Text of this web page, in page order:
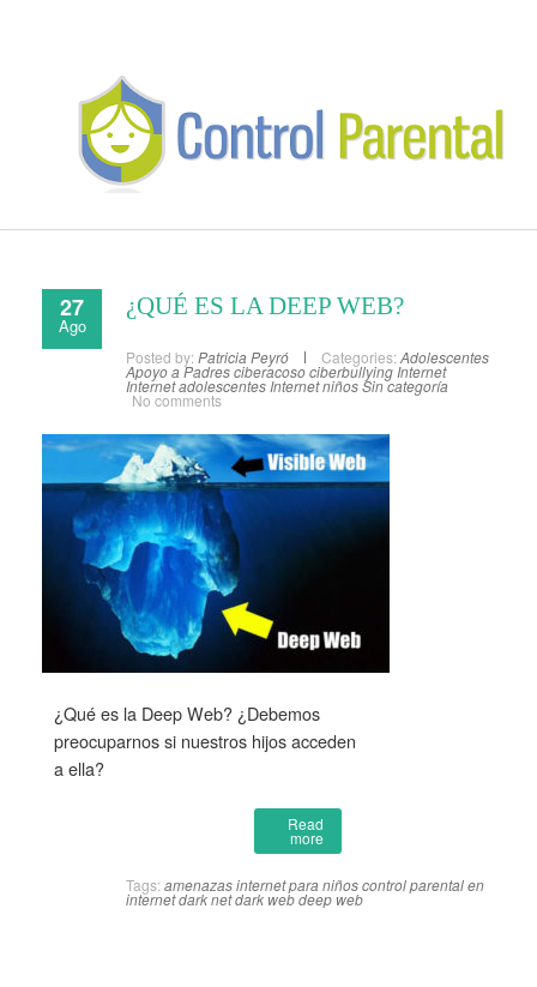
27
Ago
¿QUÉ ES LA DEEP WEB?
Posted by: Patricia Peyró Categories: Adolescentes
Apoyo a Padresciberacosociberbullying Internet
Internet adolescentes Internet niñosSin categoría
No comments
¿Qué es la Deep Web? ¿Debemos
preocuparnos si nuestros hijos acceden
a ella?
Read
more
Tags: amenazas internet para niñoscontrol parental en
internetdark netdark webdeep web